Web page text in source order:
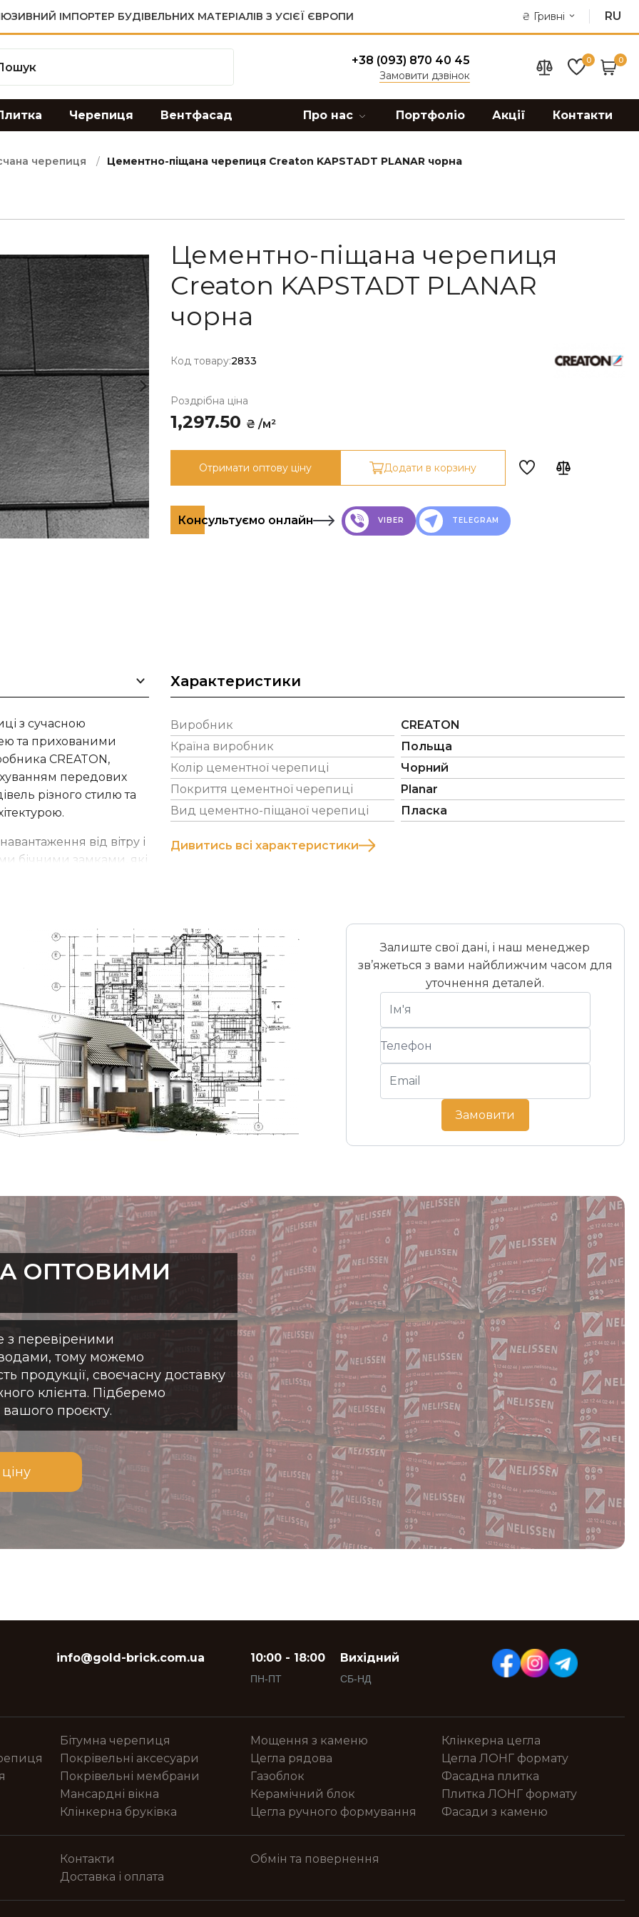
ІМПОРТЕР БУДІВЕЛЬНИХ МАТЕРІАЛІВ З УСІЄЇ ЄВРОПИ ₴ Гривні RU
+38 (093) 870 40 45
Замовити дзвінок
0 0
Черепиця Вентфасад Про нас Портфоліо Акції Контакти
черепиця Цементно-піщана черепиця Creaton KAPSTADT PLANAR чорна
Цементно-піщана черепиця
Creaton KAPSTADT PLANAR
чорна
Код товару:2833
Роздрібна ціна
1,297.50 ₴ /м²
Отримати оптову ціну Додати в корзину
Консультуємо онлайн VIBER TELEGRAM
з сучасною
та прихованими
CREATON,
передових
різного стилю та
від вітру і
бічними замками, які
Плитка не обростає
334 x 420 мм
300 мм
310 - 340 мм
9.8 – 10.7 шт/м²
4,7 кг/шт
47 кг/м²
1057 кг
22°
Характеристики
Виробник
CREATON
Країна виробник
Польща
Колір цементної черепиці
Чорний
Покриття цементної черепиці
Planar
Вид цементно-піщаної черепиці
Пласка
Дивитись всі характеристики
Залиште свої дані, і наш менеджер
зв’яжеться з вами найближчим часом для
уточнення деталей.
Замовити
ОПТОВИМИ
перевіреними
тому можемо
продукції, своєчасну доставку
клієнта. Підберемо
проєкту.
info@gold-brick.com.ua 10:00 - 18:00
ПН-ПТ
Вихідний
СБ-НД
Бітумна черепиця
Покрівельні аксесуари
Покрівельні мембрани
Мансардні вікна
Клінкерна бруківка
Мощення з каменю
Цегла рядова
Газоблок
Керамічний блок
Цегла ручного формування
Клінкерна цегла
Цегла ЛОНГ формату
Фасадна плитка
Плитка ЛОНГ формату
Фасади з каменю
Контакти
Доставка і оплата
Обмін та повернення